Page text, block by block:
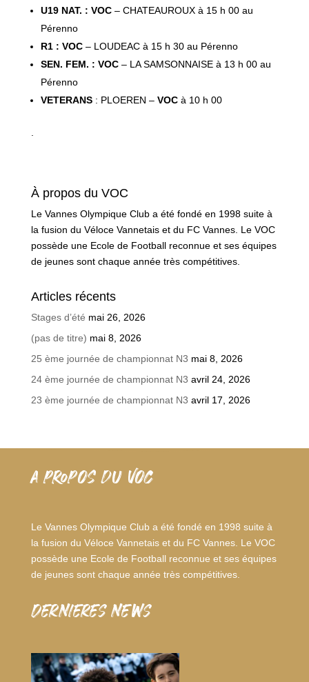
U19 NAT. : VOC– CHATEAUROUX à 15 h 00 au
Pérenno
R1 : VOC– LOUDEAC à 15 h 30 au Pérenno
SEN. FEM. : VOC– LA SAMSONNAISE à 13 h 00 au
Pérenno
VETERANS: PLOEREN – VOCà 10 h 00
.
À propos du VOC
Le Vannes Olympique Club a été fondé en 1998 suite à
la fusion du Véloce Vannetais et du FC Vannes. Le VOC
possède une Ecole de Football reconnue et ses équipes
de jeunes sont chaque année très compétitives.
Articles récents
Stages d’été mai 26, 2026
(pas de titre) mai 8, 2026
25 ème journée de championnat N3 mai 8, 2026
24 ème journée de championnat N3 avril 24, 2026
23 ème journée de championnat N3 avril 17, 2026
A PROPOS DU VOC
Le Vannes Olympique Club a été fondé en 1998 suite à
la fusion du Véloce Vannetais et du FC Vannes. Le VOC
possède une Ecole de Football reconnue et ses équipes
de jeunes sont chaque année très compétitives.
dernieres news